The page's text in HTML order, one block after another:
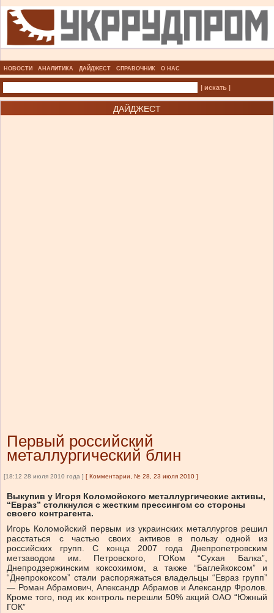
НОВОСТИ АНАЛИТИКА ДАЙДЖЕСТ СПРАВОЧНИК О НАС
| искать |
ДАЙДЖЕСТ
Первый российский
металлургический блин
[18:12 28 июля 2010 года ] [ Комментарии, № 28, 23 июля 2010 ]
Выкупив у Игоря Коломойского металлургические активы,
“Евраз” столкнулся с жестким прессингом со стороны
своего контрагента.
Игорь Коломойский первым из украинских металлургов решил
расстаться с частью своих активов в пользу одной из
российских групп. С конца 2007 года Днепропетровским
метзаводом им. Петровского, ГОКом “Сухая Балка”,
Днепродзержинским коксохимом, а также “Баглейкоксом” и
“Днепрококсом” стали распоряжаться владельцы “Евраз групп”
— Роман Абрамович, Александр Абрамов и Александр Фролов.
Кроме того, под их контроль перешли 50% акций ОАО “Южный
ГОК”